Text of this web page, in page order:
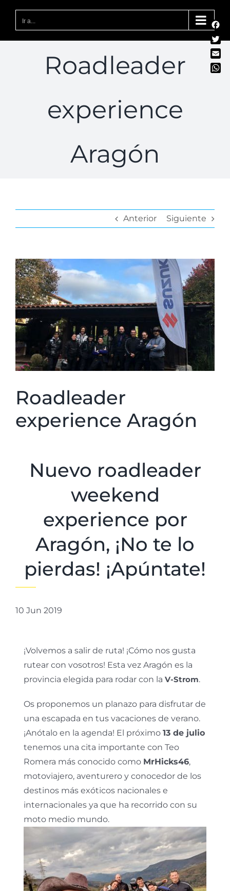
Ir a...
Roadleader
experience
Aragón
Anterior Siguiente
Ver
imagen
más
grande
Roadleader
experience Aragón
Nuevo roadleader
weekend
experience por
Aragón, ¡No te lo
pierdas! ¡Apúntate!
10 Jun 2019
¡Volvemos a salir de ruta! ¡Cómo nos gusta
rutear con vosotros! Esta vez Aragón es la
provincia elegida para rodar con la V-Strom.
Os proponemos un planazo para disfrutar de
una escapada en tus vacaciones de verano.
¡Anótalo en la agenda! El próximo 13 de julio
tenemos una cita importante con Teo
Romera más conocido como MrHicks46,
motoviajero, aventurero y conocedor de los
destinos más exóticos nacionales e
internacionales ya que ha recorrido con su
moto medio mundo.